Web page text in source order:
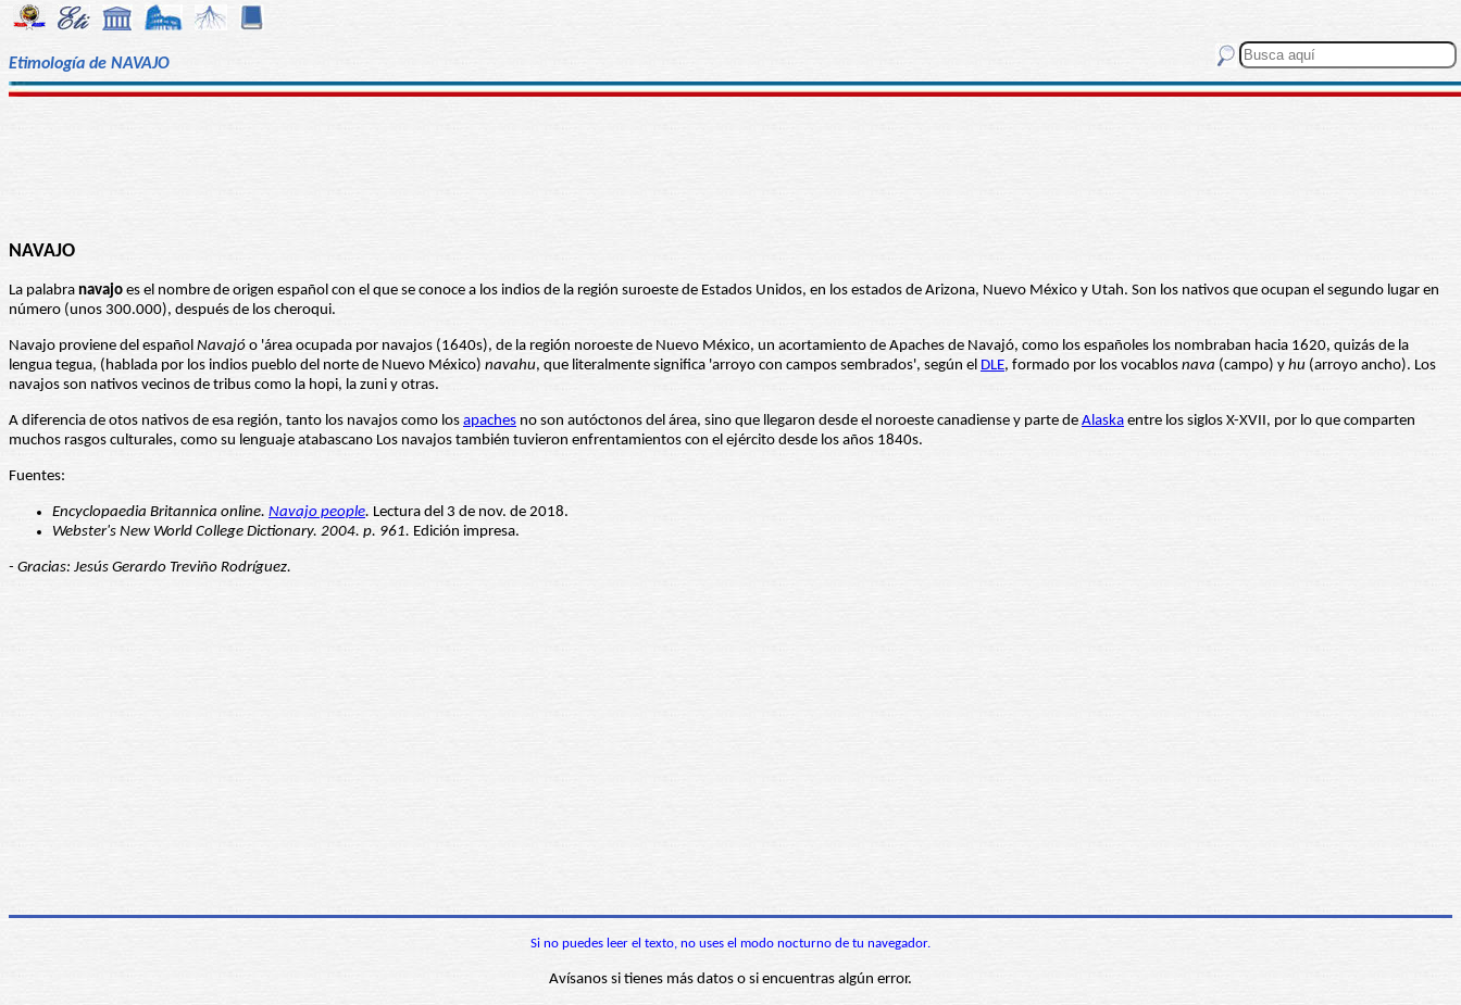
Etimología de NAVAJO
NAVAJO
La palabra navajo es el nombre de origen español con el que se conoce a los indios de la región suroeste de Estados Unidos, en los estados de Arizona, Nuevo México y Utah. Son los nativos que ocupan el segundo lugar en
número (unos 300.000), después de los cheroqui.
Navajo proviene del español Navajó o 'área ocupada por navajos (1640s), de la región noroeste de Nuevo México, un acortamiento de Apaches de Navajó, como los españoles los nombraban hacia 1620, quizás de la
lengua tegua, (hablada por los indios pueblo del norte de Nuevo México) navahu, que literalmente significa 'arroyo con campos sembrados', según el DLE, formado por los vocablos nava (campo) y hu (arroyo ancho). Los
navajos son nativos vecinos de tribus como la hopi, la zuni y otras.
A diferencia de otos nativos de esa región, tanto los navajos como los apaches no son autóctonos del área, sino que llegaron desde el noroeste canadiense y parte de Alaska entre los siglos X-XVII, por lo que comparten
muchos rasgos culturales, como su lenguaje atabascano Los navajos también tuvieron enfrentamientos con el ejército desde los años 1840s.
Fuentes:
Encyclopaedia Britannica online. Navajo people. Lectura del 3 de nov. de 2018.
Webster's New World College Dictionary. 2004. p. 961. Edición impresa.
- Gracias: Jesús Gerardo Treviño Rodríguez.
Si no puedes leer el texto, no uses el modo nocturno de tu navegador.
Avísanos si tienes más datos o si encuentras algún error.